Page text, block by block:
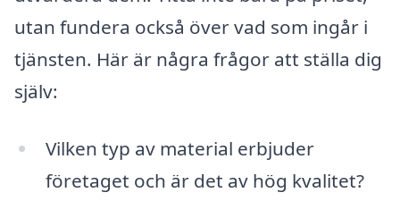
utan fundera också över vad som ingår i
tjänsten. Här är några frågor att ställa dig
själv:
Vilken typ av material erbjuder
företaget och är det av hög kvalitet?